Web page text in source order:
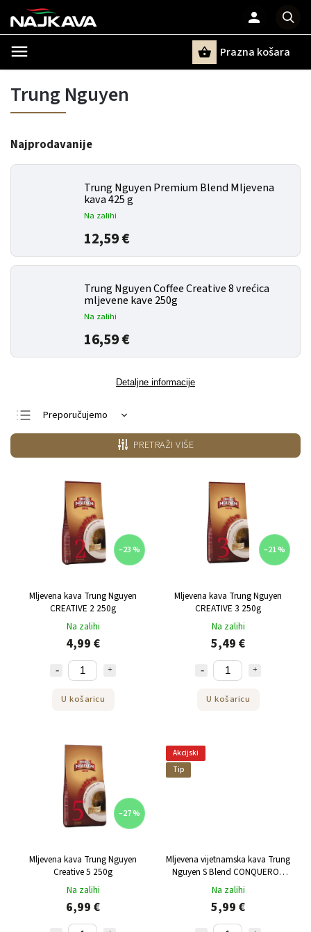
Prazna košara
Trung Nguyen
Najprodavanije
Trung Nguyen Premium Blend Mljevena
kava 425 g
Na zalihi
12,59 €
Trung Nguyen Coffee Creative 8 vrećica
mljevene kave 250g
Na zalihi
16,59 €
Detaljne informacije
Preporučujemo
Najjeftiniji
Najskuplji
Najprodavanije
Po abecedi
PRETRAŽI VIŠE
–23 %
Mljevena kava Trung Nguyen
CREATIVE 2 250g
Na zalihi
4,99 €
U košaricu
–21 %
Mljevena kava Trung Nguyen
CREATIVE 3 250g
Na zalihi
5,49 €
U košaricu
–27 %
Mljevena kava Trung Nguyen
Creative 5 250g
Na zalihi
6,99 €
Akcijski
Tip
Mljevena vijetnamska kava Trung
Nguyen S Blend CONQUEROR
500g
Na zalihi
5,99 €